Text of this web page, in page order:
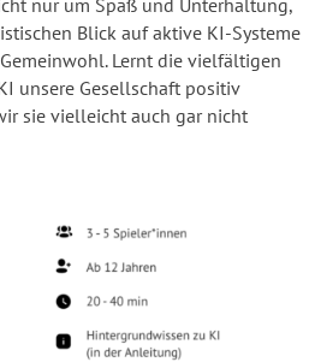
nur um Spaß und Unterhaltung,
Blick auf aktive KI-Systeme
Lernt die vielfältigen
unsere Gesellschaft positiv
sie vielleicht auch gar nicht